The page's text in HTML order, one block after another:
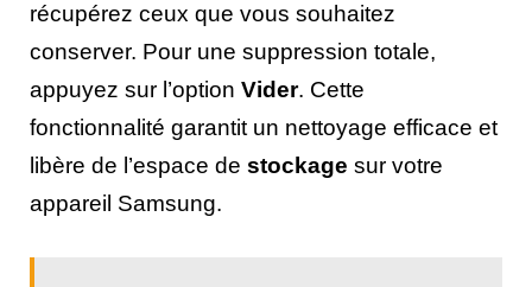
récupérez ceux que vous souhaitez
conserver. Pour une suppression totale,
appuyez sur l’option Vider. Cette
fonctionnalité garantit un nettoyage efficace et
libère de l’espace de stockage sur votre
appareil Samsung.